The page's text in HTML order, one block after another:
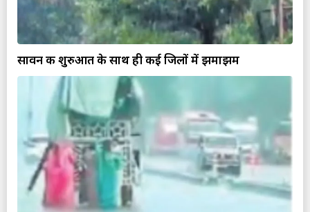
सावन की शुरुआत के साथ ही कई जिलों में झमाझम